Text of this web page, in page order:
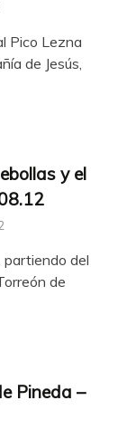
Pico Lezna
de Jesús,
y el
partiendo del
de
Pineda –